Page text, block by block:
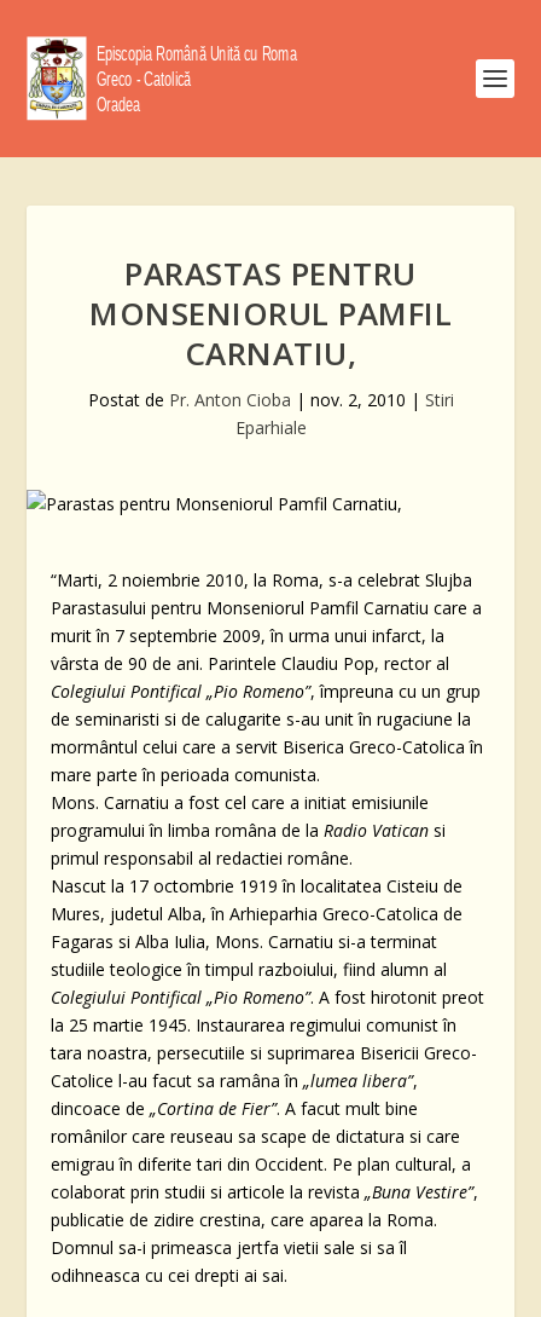
PARASTAS PENTRU
MONSENIORUL PAMFIL
CARNATIU,
Postat de Pr. Anton Cioba | nov. 2, 2010 | Stiri
Eparhiale
“Marti, 2 noiembrie 2010, la Roma, s-a celebrat Slujba
Parastasului pentru Monseniorul Pamfil Carnatiu care a
murit în 7 septembrie 2009, în urma unui infarct, la
vârsta de 90 de ani. Parintele Claudiu Pop, rector al
Colegiului Pontifical „Pio Romeno”, împreuna cu un grup
de seminaristi si de calugarite s-au unit în rugaciune la
mormântul celui care a servit Biserica Greco-Catolica în
mare parte în perioada comunista.
Mons. Carnatiu a fost cel care a initiat emisiunile
programului în limba româna de laRadio Vatican si
primul responsabil al redactiei române.
Nascut la 17 octombrie 1919 în localitatea Cisteiu de
Mures, judetul Alba, în Arhieparhia Greco-Catolica de
Fagaras si Alba Iulia, Mons. Carnatiu si-a terminat
studiile teologice în timpul razboiului, fiind alumn al
Colegiului Pontifical „Pio Romeno”. A fost hirotonit preot
la 25 martie 1945. Instaurarea regimului comunist în
tara noastra, persecutiile si suprimarea Bisericii Greco-
Catolice l-au facut sa ramâna în„lumea libera”,
dincoace de„Cortina de Fier”. A facut mult bine
românilor care reuseau sa scape de dictatura si care
emigrau în diferite tari din Occident. Pe plan cultural, a
colaborat prin studii si articole la revista„Buna Vestire”,
publicatie de zidire crestina, care aparea la Roma.
Domnul sa-i primeasca jertfa vietii sale si sa îl
odihneasca cu cei drepti ai sai.